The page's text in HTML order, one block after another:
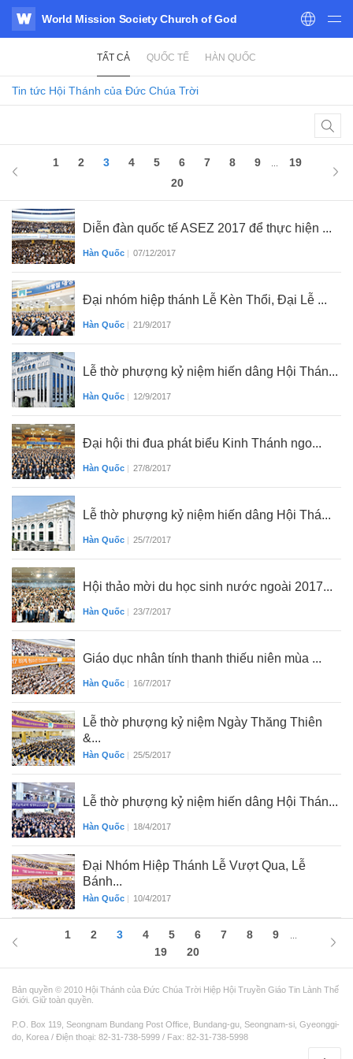
WATV
World Mission Society Church of God
TẤT CẢ QUỐC TẾ HÀN QUỐC
Tin tức Hội Thánh của Đức Chúa Trời
1 2 3 4 5 6 7 8 9
19
20
Diễn đàn quốc tế ASEZ 2017 để thực hiện ...
Hàn Quốc | 07/12/2017
Đại nhóm hiệp thánh Lễ Kèn Thổi, Đại Lễ ...
Hàn Quốc | 21/9/2017
Lễ thờ phượng kỷ niệm hiến dâng Hội Thán...
Hàn Quốc | 12/9/2017
Đại hội thi đua phát biểu Kinh Thánh ngo...
Hàn Quốc | 27/8/2017
Lễ thờ phượng kỷ niệm hiến dâng Hội Thá...
Hàn Quốc | 25/7/2017
Hội thảo mời du học sinh nước ngoài 2017...
Hàn Quốc | 23/7/2017
Giáo dục nhân tính thanh thiếu niên mùa ...
Hàn Quốc | 16/7/2017
Lễ thờ phượng kỷ niệm Ngày Thăng Thiên
&...
Hàn Quốc | 25/5/2017
Lễ thờ phượng kỷ niệm hiến dâng Hội Thán...
Hàn Quốc | 18/4/2017
Đại Nhóm Hiệp Thánh Lễ Vượt Qua, Lễ
Bánh...
Hàn Quốc | 10/4/2017
1 2 3 4 5 6 7 8 9
19 20
Bản quyền © 2010 Hội Thánh của Đức Chúa Trời Hiệp Hội Truyền Giáo Tin Lành Thế
Giới. Giữ toàn quyền.
P.O. Box 119, Seongnam Bundang Post Office, Bundang-gu, Seongnam-si, Gyeonggi-
do, Korea / Điện thoại: 82-31-738-5999 / Fax: 82-31-738-5998